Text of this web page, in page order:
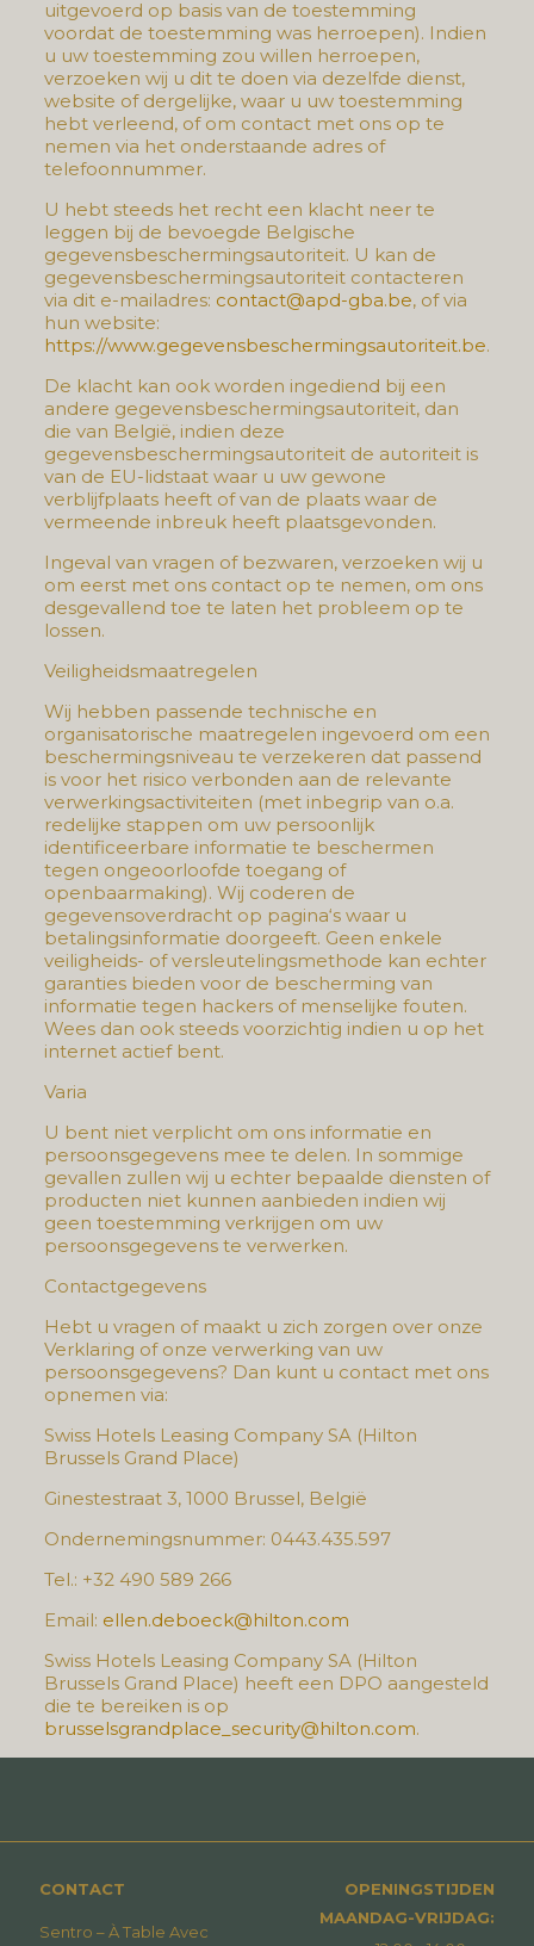
uitgevoerd op basis van de toestemming
voordat de toestemming was herroepen). Indien
u uw toestemming zou willen herroepen,
verzoeken wij u dit te doen via dezelfde dienst,
website of dergelijke, waar u uw toestemming
hebt verleend, of om contact met ons op te
nemen via het onderstaande adres of
telefoonnummer.
U hebt steeds het recht een klacht neer te
leggen bij de bevoegde Belgische
gegevensbeschermingsautoriteit. U kan de
gegevensbeschermingsautoriteit contacteren
via dit e-mailadres: contact@apd-gba.be, of via
hun website:
https://www.gegevensbeschermingsautoriteit.be.
De klacht kan ook worden ingediend bij een
andere gegevensbeschermingsautoriteit, dan
die van België, indien deze
gegevensbeschermingsautoriteit de autoriteit is
van de EU-lidstaat waar u uw gewone
verblijfplaats heeft of van de plaats waar de
vermeende inbreuk heeft plaatsgevonden.
Ingeval van vragen of bezwaren, verzoeken wij u
om eerst met ons contact op te nemen, om ons
desgevallend toe te laten het probleem op te
lossen.
Veiligheidsmaatregelen
Wij hebben passende technische en
organisatorische maatregelen ingevoerd om een
beschermingsniveau te verzekeren dat passend
is voor het risico verbonden aan de relevante
verwerkingsactiviteiten (met inbegrip van o.a.
redelijke stappen om uw persoonlijk
identificeerbare informatie te beschermen
tegen ongeoorloofde toegang of
openbaarmaking). Wij coderen de
gegevensoverdracht op pagina‘s waar u
betalingsinformatie doorgeeft. Geen enkele
veiligheids- of versleutelingsmethode kan echter
garanties bieden voor de bescherming van
informatie tegen hackers of menselijke fouten.
Wees dan ook steeds voorzichtig indien u op het
internet actief bent.
Varia
U bent niet verplicht om ons informatie en
persoonsgegevens mee te delen. In sommige
gevallen zullen wij u echter bepaalde diensten of
producten niet kunnen aanbieden indien wij
geen toestemming verkrijgen om uw
persoonsgegevens te verwerken.
Contactgegevens
Hebt u vragen of maakt u zich zorgen over onze
Verklaring of onze verwerking van uw
persoonsgegevens? Dan kunt u contact met ons
opnemen via:
Swiss Hotels Leasing Company SA (Hilton
Brussels Grand Place)
Ginestestraat 3, 1000 Brussel, België
Ondernemingsnummer: 0443.435.597
Tel.: +32 490 589 266
Email: ellen.deboeck@hilton.com
Swiss Hotels Leasing Company SA (Hilton
Brussels Grand Place) heeft een DPO aangesteld
die te bereiken is op
brusselsgrandplace_security@hilton.com.
CONTACT
Sentro – À Table Avec
OPENINGSTIJDEN
MAANDAG-VRIJDAG: